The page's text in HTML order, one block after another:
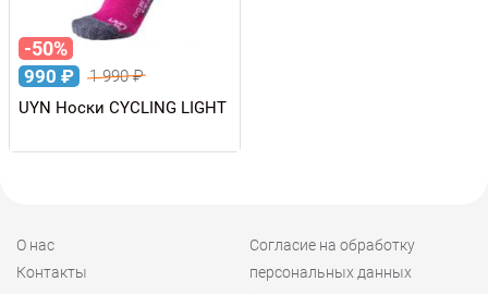
-50%
990 ₽ 1 990₽
UYN Носки CYCLING LIGHT
О нас
Контакты
Согласие на обработку
персональных данных